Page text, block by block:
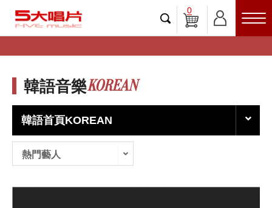
0
韓語音樂KOREAN
韓語首頁KOREAN
熱門藝人